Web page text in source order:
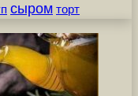
сыром торт